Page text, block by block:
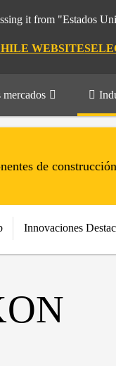
it from "Estados
WEBSITE
mercados
de construcción
Innovaciones